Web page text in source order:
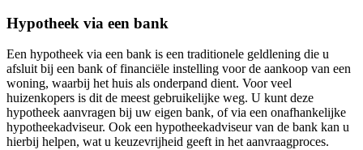
Hypotheek via een bank
Een hypotheek via een bank is een traditionele geldlening die u
afsluit bij een bank of financiële instelling voor de aankoop van een
woning, waarbij het huis als onderpand dient. Voor veel
huizenkopers is dit de meest gebruikelijke weg. U kunt deze
hypotheek aanvragen bij uw eigen bank, of via een onafhankelijke
hypotheekadviseur. Ook een hypotheekadviseur van de bank kan u
hierbij helpen, wat u keuzevrijheid geeft in het aanvraagproces.